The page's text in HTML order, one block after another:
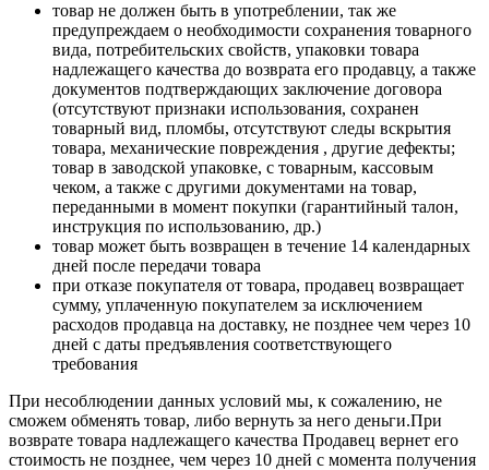
товар не должен быть в употреблении, так же
предупреждаем о необходимости сохранения товарного
вида, потребительских свойств, упаковки товара
надлежащего качества до возврата его продавцу, а также
документов подтверждающих заключение договора
(отсутствуют признаки использования, сохранен
товарный вид, пломбы, отсутствуют следы вскрытия
товара, механические повреждения , другие дефекты;
товар в заводской упаковке, с товарным, кассовым
чеком, а также с другими документами на товар,
переданными в момент покупки (гарантийный талон,
инструкция по использованию, др.)
товар может быть возвращен в течение 14 календарных
дней после передачи товара
при отказе покупателя от товара, продавец возвращает
сумму, уплаченную покупателем за исключением
расходов продавца на доставку, не позднее чем через 10
дней с даты предъявления соответствующего
требования
При несоблюдении данных условий мы, к сожалению, не
сможем обменять товар, либо вернуть за него деньги.При
возврате товара надлежащего качества Продавец вернет его
стоимость не позднее, чем через 10 дней с момента получения